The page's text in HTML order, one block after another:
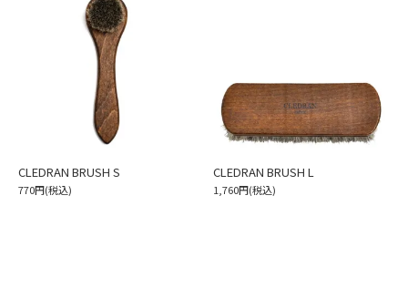
CLEDRAN BRUSH S
770円(税込)
CLEDRAN BRUSH L
1,760円(税込)